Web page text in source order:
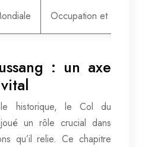
Occupation et
: un axe
historique, le Col du
un rôle crucial dans
qu’il relie. Ce chapitre